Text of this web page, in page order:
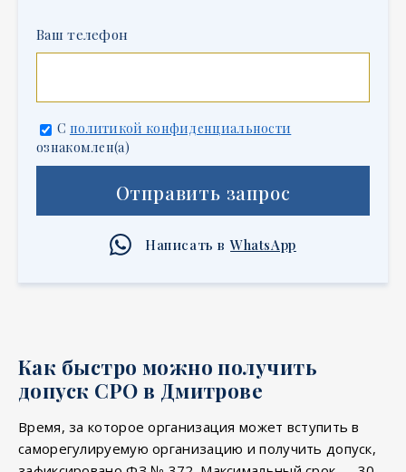
Ваш телефон
С политикой конфиденциальности
ознакомлен(а)
Отправить запрос
Написать в WhatsApp
Как быстро можно получить
допуск СРО в Дмитрове
Время, за которое организация может вступить в
саморегулируемую организацию и получить допуск,